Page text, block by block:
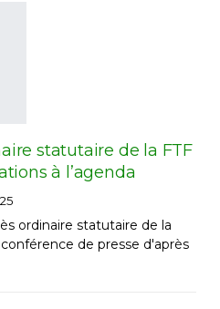
statutaire de la FTF
à l’agenda
ordinaire statutaire de la
de presse d'après